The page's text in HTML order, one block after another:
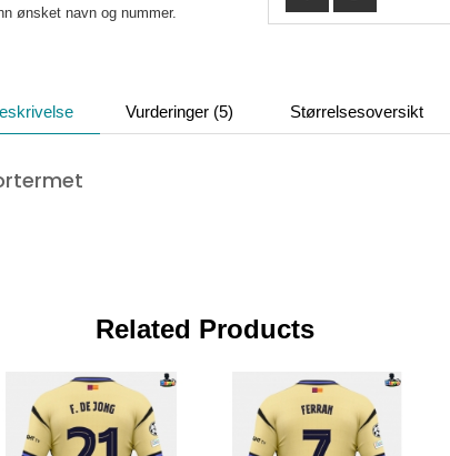
ønsket navn og nummer.
Vurderinger (5) Størrelsesoversikt
Related Products